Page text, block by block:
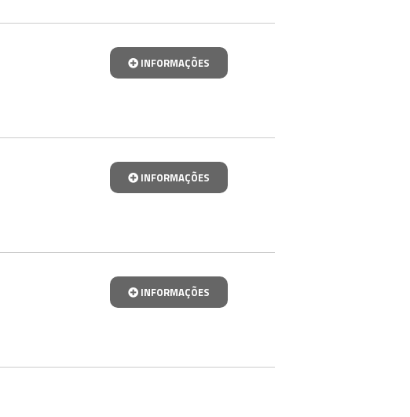
INFORMAÇÕES
INFORMAÇÕES
INFORMAÇÕES